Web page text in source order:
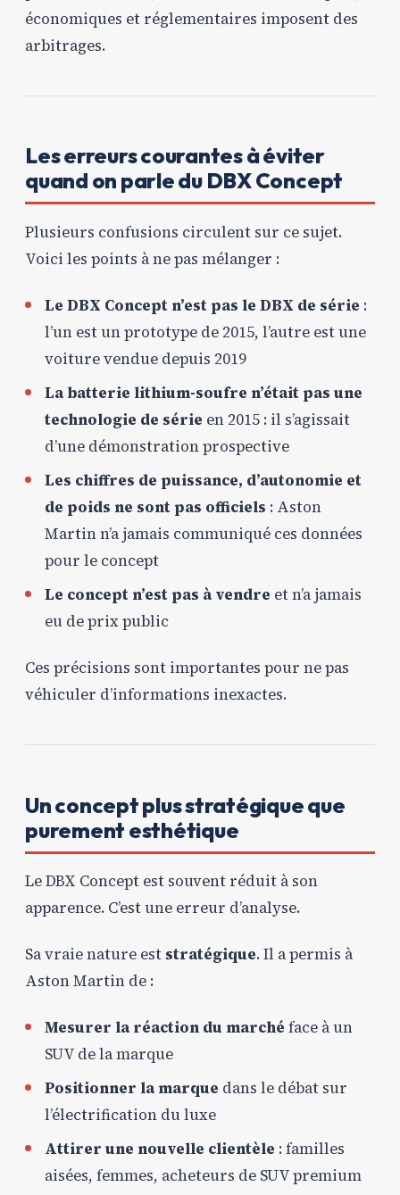
économiques et réglementaires imposent des
arbitrages.
Les erreurs courantes à éviter
quand on parle du DBX Concept
Plusieurs confusions circulent sur ce sujet.
Voici les points à ne pas mélanger :
Le DBX Concept n’est pas le DBX de série :
l’un est un prototype de 2015, l’autre est une
voiture vendue depuis 2019
La batterie lithium-soufre n’était pas une
technologie de série en 2015 : il s’agissait
d’une démonstration prospective
Les chiffres de puissance, d’autonomie et
de poids ne sont pas officiels : Aston
Martin n’a jamais communiqué ces données
pour le concept
Le concept n’est pas à vendre et n’a jamais
eu de prix public
Ces précisions sont importantes pour ne pas
véhiculer d’informations inexactes.
Un concept plus stratégique que
purement esthétique
Le DBX Concept est souvent réduit à son
apparence. C’est une erreur d’analyse.
Sa vraie nature est stratégique. Il a permis à
Aston Martin de :
Mesurer la réaction du marché face à un
SUV de la marque
Positionner la marque dans le débat sur
l’électrification du luxe
Attirer une nouvelle clientèle : familles
aisées, femmes, acheteurs de SUV premium